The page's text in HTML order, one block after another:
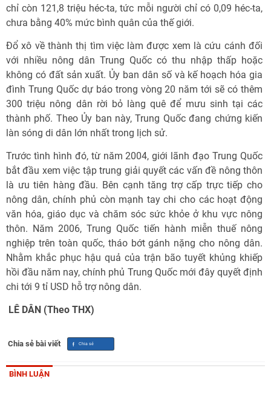
chỉ còn 121,8 triệu héc-ta, tức mỗi người chỉ có 0,09 héc-ta,
chưa bằng 40% mức bình quân của thế giới.
Đổ xô về thành thị tìm việc làm được xem là cứu cánh đối
với nhiều nông dân Trung Quốc có thu nhập thấp hoặc
không có đất sản xuất. Ủy ban dân số và kế hoạch hóa gia
đình Trung Quốc dự báo trong vòng 20 năm tới sẽ có thêm
300 triệu nông dân rời bỏ làng quê để mưu sinh tại các
thành phố. Theo Ủy ban này, Trung Quốc đang chứng kiến
làn sóng di dân lớn nhất trong lịch sử.
Trước tình hình đó, từ năm 2004, giới lãnh đạo Trung Quốc
bắt đầu xem việc tập trung giải quyết các vấn đề nông thôn
là ưu tiên hàng đầu. Bên cạnh tăng trợ cấp trực tiếp cho
nông dân, chính phủ còn mạnh tay chi cho các hoạt động
văn hóa, giáo dục và chăm sóc sức khỏe ở khu vực nông
thôn. Năm 2006, Trung Quốc tiến hành miễn thuế nông
nghiệp trên toàn quốc, tháo bớt gánh nặng cho nông dân.
Nhằm khắc phục hậu quả của trận bão tuyết khủng khiếp
hồi đầu năm nay, chính phủ Trung Quốc mới đây quyết định
chi tới 9 tỉ USD hỗ trợ nông dân.
 LÊ DÂN (Theo THX)
Chia sẻ bài viết
BÌNH LUẬN